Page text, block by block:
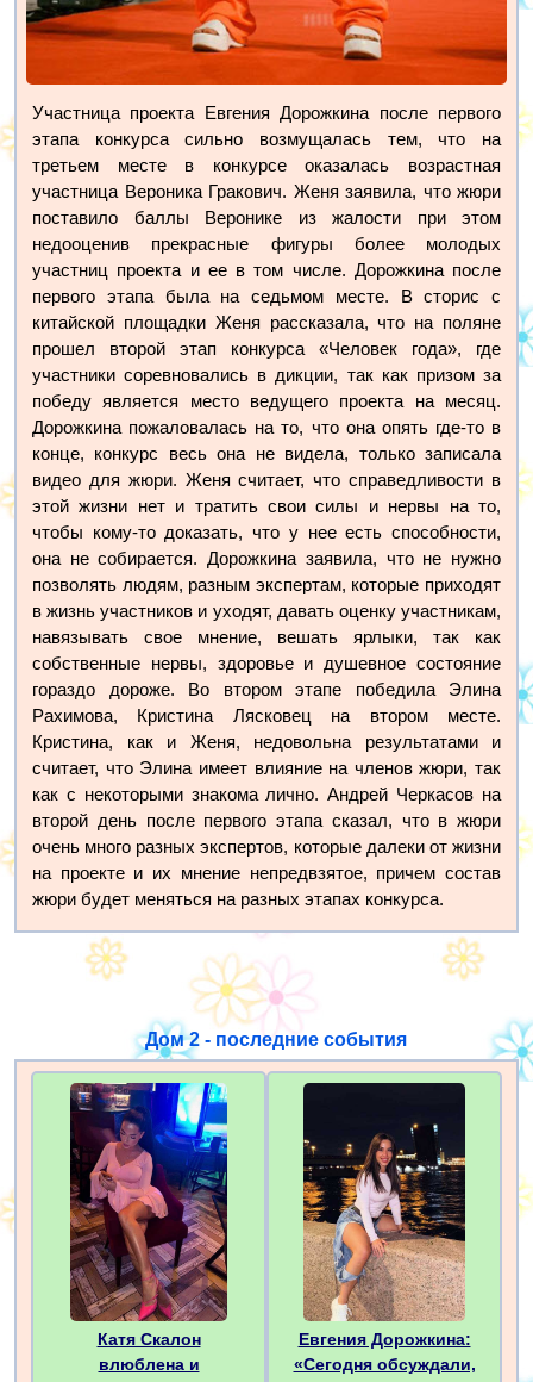
Участница проекта Евгения Дорожкина после первого
этапа конкурса сильно возмущалась тем, что на
третьем месте в конкурсе оказалась возрастная
участница Вероника Гракович. Женя заявила, что жюри
поставило баллы Веронике из жалости при этом
недооценив прекрасные фигуры более молодых
участниц проекта и ее в том числе. Дорожкина после
первого этапа была на седьмом месте. В сторис с
китайской площадки Женя рассказала, что на поляне
прошел второй этап конкурса «Человек года», где
участники соревновались в дикции, так как призом за
победу является место ведущего проекта на месяц.
Дорожкина пожаловалась на то, что она опять где-то в
конце, конкурс весь она не видела, только записала
видео для жюри. Женя считает, что справедливости в
этой жизни нет и тратить свои силы и нервы на то,
чтобы кому-то доказать, что у нее есть способности,
она не собирается. Дорожкина заявила, что не нужно
позволять людям, разным экспертам, которые приходят
в жизнь участников и уходят, давать оценку участникам,
навязывать свое мнение, вешать ярлыки, так как
собственные нервы, здоровье и душевное состояние
гораздо дороже. Во втором этапе победила Элина
Рахимова, Кристина Лясковец на втором месте.
Кристина, как и Женя, недовольна результатами и
считает, что Элина имеет влияние на членов жюри, так
как с некоторыми знакома лично. Андрей Черкасов на
второй день после первого этапа сказал, что в жюри
очень много разных экспертов, которые далеки от жизни
на проекте и их мнение непредвзятое, причем состав
жюри будет меняться на разных этапах конкурса.
Дом 2 - последние события
Катя Скалон
влюблена и
Евгения Дорожкина:
«Сегодня обсуждали,